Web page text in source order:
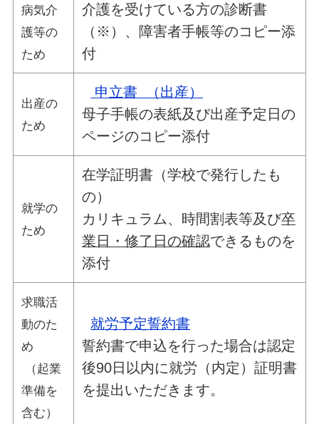
病気介
護等の
ため
介護を受けている方の診断書
（※）、障害者手帳等のコピー添
付
出産の
ため
申立書 （出産）
母子手帳の表紙及び出産予定日の
ページのコピー添付
就学の
ため
在学証明書（学校で発行したも
の）
カリキュラム、時間割表等及び卒
業日・修了日の確認できるものを
添付
求職活
動のた
め
（起業
準備を
含む）
就労予定誓約書
誓約書で申込を行った場合は認定
後90日以内に就労（内定）証明書
を提出いただきます。